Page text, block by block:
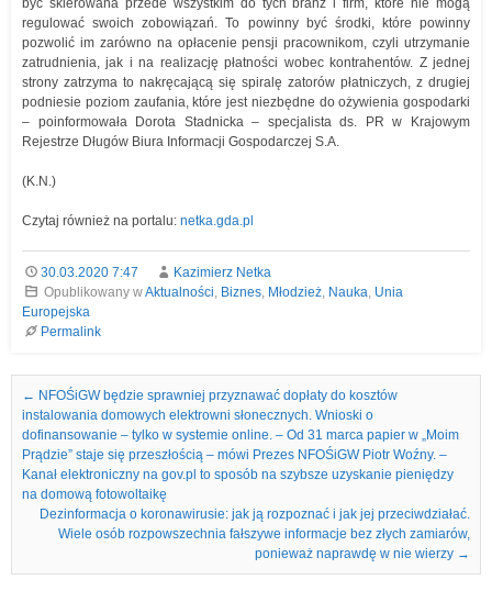
być skierowana przede wszystkim do tych branż i firm, które nie mogą
regulować swoich zobowiązań. To powinny być środki, które powinny
pozwolić im zarówno na opłacenie pensji pracownikom, czyli utrzymanie
zatrudnienia, jak i na realizację płatności wobec kontrahentów. Z jednej
strony zatrzyma to nakręcającą się spiralę zatorów płatniczych, z drugiej
podniesie poziom zaufania, które jest niezbędne do ożywienia gospodarki
– poinformowała Dorota Stadnicka – specjalista ds. PR w Krajowym
Rejestrze Długów Biura Informacji Gospodarczej S.A.
(K.N.)
Czytaj również na portalu: netka.gda.pl
30.03.2020 7:47
Kazimierz Netka
Opublikowany wAktualności, Biznes, Młodzież, Nauka, Unia
Europejska
Permalink
Nawigacja we wpisach
← NFOŚiGW będzie sprawniej przyznawać dopłaty do kosztów
instalowania domowych elektrowni słonecznych. Wnioski o
dofinansowanie – tylko w systemie online. – Od 31 marca papier w „Moim
Prądzie” staje się przeszłością – mówi Prezes NFOŚiGW Piotr Woźny. –
Kanał elektroniczny na gov.pl to sposób na szybsze uzyskanie pieniędzy
na domową fotowoltaikę
Dezinformacja o koronawirusie: jak ją rozpoznać i jak jej przeciwdziałać.
Wiele osób rozpowszechnia fałszywe informacje bez złych zamiarów,
ponieważ naprawdę w nie wierzy →